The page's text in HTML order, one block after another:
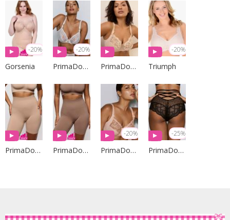
-20%
Gorsenia
-20%
PrimaDonna Lingerie PrimaDonna Lingerie
-20%
Triumph
PrimaDonna Lingerie PrimaDonna Lingerie
-20%
PrimaDonna Lingerie
-25%
PrimaDonna Lingerie